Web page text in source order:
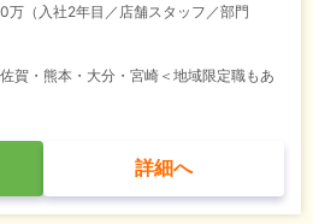
万（入社2年目／店舗スタッフ／部門
賀・熊本・大分・宮崎＜地域限定職もあ
詳細へ